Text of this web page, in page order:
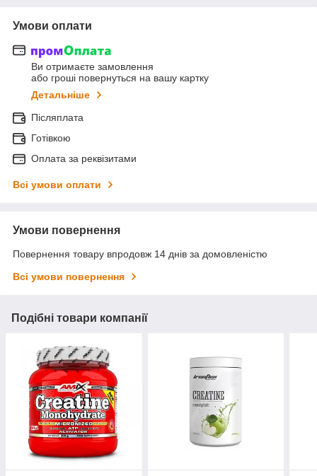
Умови оплати
Ви отримаєте замовлення
або гроші повернуться на вашу картку
Детальніше
Післяплата
Готівкою
Оплата за реквізитами
Всі умови оплати
Умови повернення
Повернення товару впродовж 14 днів за домовленістю
Всі умови повернення
Подібні товари компанії